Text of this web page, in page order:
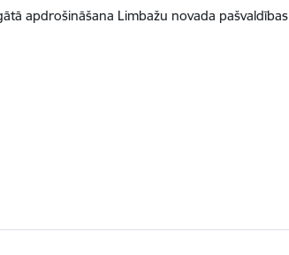
apdrošināšana Limbažu novada pašvaldības